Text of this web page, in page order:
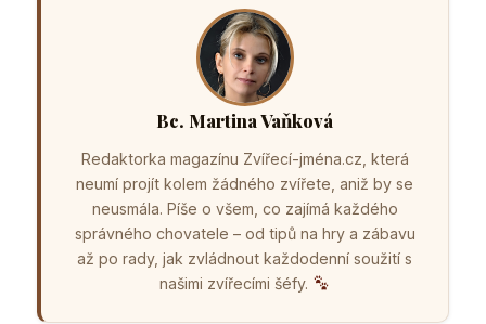
Bc. Martina Vaňková
Redaktorka magazínu Zvířecí-jména.cz, která
neumí projít kolem žádného zvířete, aniž by se
neusmála. Píše o všem, co zajímá každého
správného chovatele – od tipů na hry a zábavu
až po rady, jak zvládnout každodenní soužití s
našimi zvířecími šéfy.